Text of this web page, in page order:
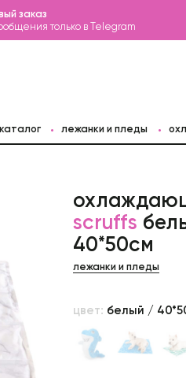
заказ
только в Telegram
каталог лежанки и пледы
scruffs
40*50см
лежанки и пледы
цвет: белый /